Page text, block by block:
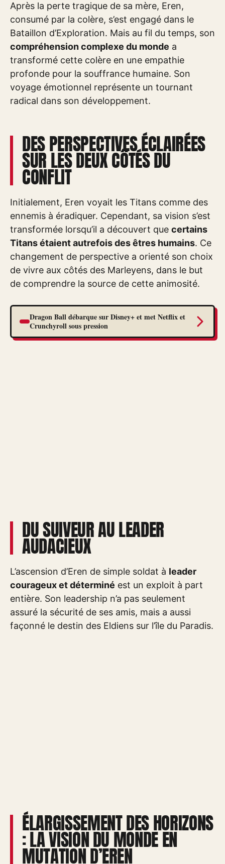
Après la perte tragique de sa mère, Eren,
consumé par la colère, s’est engagé dans le
Bataillon d’Exploration. Mais au fil du temps, son
compréhension complexe du monde a
transformé cette colère en une empathie
profonde pour la souffrance humaine. Son
voyage émotionnel représente un tournant
radical dans son développement.
DES PERSPECTIVES ÉCLAIRÉES
SUR LES DEUX CÔTÉS DU
CONFLIT
Initialement, Eren voyait les Titans comme des
ennemis à éradiquer. Cependant, sa vision s’est
transformée lorsqu’il a découvert que certains
Titans étaient autrefois des êtres humains. Ce
changement de perspective a orienté son choix
de vivre aux côtés des Marleyens, dans le but
de comprendre la source de cette animosité.
Dragon Ball débarque sur Disney+ et met Netflix et
Crunchyroll sous pression
DU SUIVEUR AU LEADER
AUDACIEUX
L’ascension d’Eren de simple soldat à leader
courageux et déterminé est un exploit à part
entière. Son leadership n’a pas seulement
assuré la sécurité de ses amis, mais a aussi
façonné le destin des Eldiens sur l’île du Paradis.
ÉLARGISSEMENT DES HORIZONS
: LA VISION DU MONDE EN
MUTATION D’EREN